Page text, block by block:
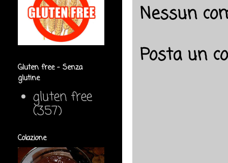
Nessun
Posta un
Gluten free - Senza
glutine
gluten free
(357)
Colazione